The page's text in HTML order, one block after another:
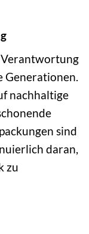
Generationen.
nachhaltige
sind
daran,
zu